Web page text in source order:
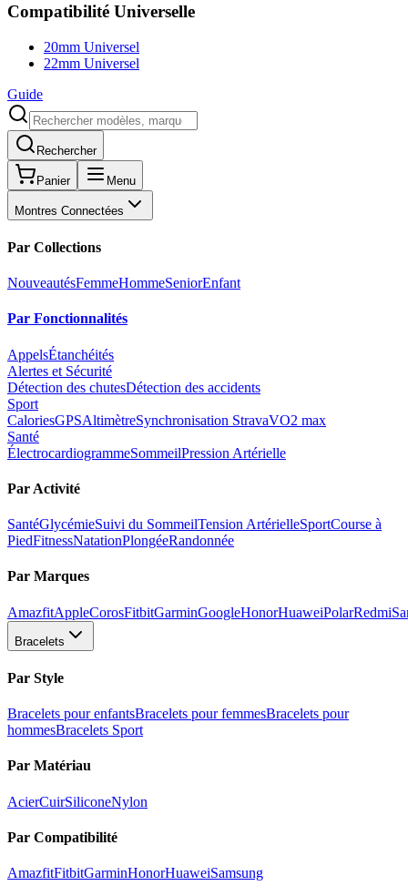
Compatibilité Universelle
20mm Universel
22mm Universel
Guide
Rechercher
Panier Menu
Montres Connectées
Par Collections
NouveautésFemmeHommeSeniorEnfant
Par Fonctionnalités
AppelsÉtanchéités
Alertes et Sécurité
Détection des chutesDétection des accidents
Sport
CaloriesGPSAltimètreSynchronisation StravaVO2 max
Santé
ÉlectrocardiogrammeSommeilPression Artérielle
Par Activité
SantéGlycémieSuivi du SommeilTension ArtérielleSportCourse à
PiedFitnessNatationPlongéeRandonnée
Par Marques
AmazfitAppleCorosFitbitGarminGoogleHonorHuaweiPolarRedmi
Bracelets
Par Style
Bracelets pour enfantsBracelets pour femmesBracelets pour
hommesBracelets Sport
Par Matériau
AcierCuirSiliconeNylon
Par Compatibilité
AmazfitFitbitGarminHonorHuaweiSamsung